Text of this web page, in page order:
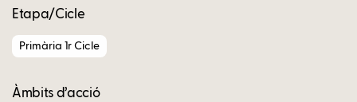
Etapa/Cicle
Primària 1r Cicle
Àmbits d’acció